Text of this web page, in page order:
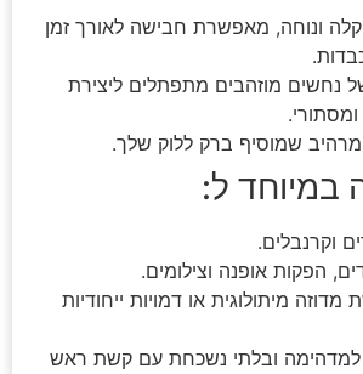
ונוחה, מאפשרת חבישה לאורך זמן
של נחשים מוזהבים מתפתלים ליצירת
ומרהיב שמוסיף ברק ללוק שלך.
ל:
וקרנבלים.
הפקות אופנה וצילומים.
מיתולוגית או דמויות ייחודיות
למדהימה ובלתי נשכחת עם קשת ראש